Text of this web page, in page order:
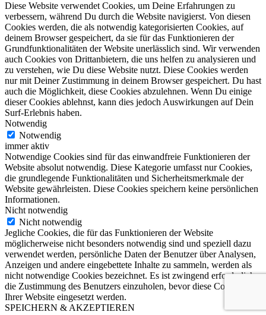
Diese Website verwendet Cookies, um Deine Erfahrungen zu
verbessern, während Du durch die Website navigierst. Von diesen
Cookies werden, die als notwendig kategorisierten Cookies, auf
deinem Browser gespeichert, da sie für das Funktionieren der
Grundfunktionalitäten der Website unerlässlich sind. Wir verwenden
auch Cookies von Drittanbietern, die uns helfen zu analysieren und
zu verstehen, wie Du diese Website nutzt. Diese Cookies werden
nur mit Deiner Zustimmung in deinem Browser gespeichert. Du hast
auch die Möglichkeit, diese Cookies abzulehnen. Wenn Du einige
dieser Cookies ablehnst, kann dies jedoch Auswirkungen auf Dein
Surf-Erlebnis haben.
Notwendig
Notwendig
immer aktiv
Notwendige Cookies sind für das einwandfreie Funktionieren der
Website absolut notwendig. Diese Kategorie umfasst nur Cookies,
die grundlegende Funktionalitäten und Sicherheitsmerkmale der
Website gewährleisten. Diese Cookies speichern keine persönlichen
Informationen.
Nicht notwendig
Nicht notwendig
Jegliche Cookies, die für das Funktionieren der Website
möglicherweise nicht besonders notwendig sind und speziell dazu
verwendet werden, persönliche Daten der Benutzer über Analysen,
Anzeigen und andere eingebettete Inhalte zu sammeln, werden als
nicht notwendige Cookies bezeichnet. Es ist zwingend erforderlich,
die Zustimmung des Benutzers einzuholen, bevor diese Cookies auf
Ihrer Website eingesetzt werden.
SPEICHERN & AKZEPTIEREN